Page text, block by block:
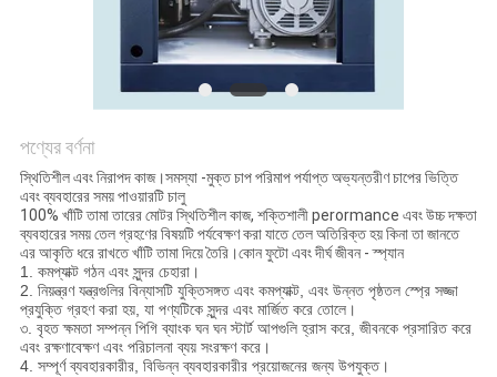
PRIVACY
POLICY
পণ্যের বর্ণনা
স্থিতিশীল এবং নিরাপদ কাজ।সমস্যা -মুক্ত চাপ পরিমাপ পর্যাপ্ত অভ্যন্তরীণ চাপের ভিত্তি
এবং ব্যবহারের সময় পাওয়ারটি চালু
100% খাঁটি তামা তারের মোটর স্থিতিশীল কাজ, শক্তিশালী perormance এবং উচ্চ দক্ষতা
ব্যবহারের সময় তেল গ্রহণের বিষয়টি পর্যবেক্ষণ করা যাতে তেল অতিরিক্ত হয় কিনা তা জানতে
এর আকৃতি ধরে রাখতে খাঁটি তামা দিয়ে তৈরি।কোন ফুটো এবং দীর্ঘ জীবন - স্প্যান
1. কমপ্যাক্ট গঠন এবং সুন্দর চেহারা।
2. নিয়ন্ত্রণ যন্ত্রগুলির বিন্যাসটি যুক্তিসঙ্গত এবং কমপ্যাক্ট, এবং উন্নত পৃষ্ঠতল স্প্রে সজ্জা
প্রযুক্তি গ্রহণ করা হয়, যা পণ্যটিকে সুন্দর এবং মার্জিত করে তোলে।
৩. বৃহত ক্ষমতা সম্পন্ন পিগি ব্যাংক ঘন ঘন স্টার্ট আপগুলি হ্রাস করে, জীবনকে প্রসারিত করে
এবং রক্ষণাবেক্ষণ এবং পরিচালনা ব্যয় সংরক্ষণ করে।
4. সম্পূর্ণ ব্যবহারকারীর, বিভিন্ন ব্যবহারকারীর প্রয়োজনের জন্য উপযুক্ত।